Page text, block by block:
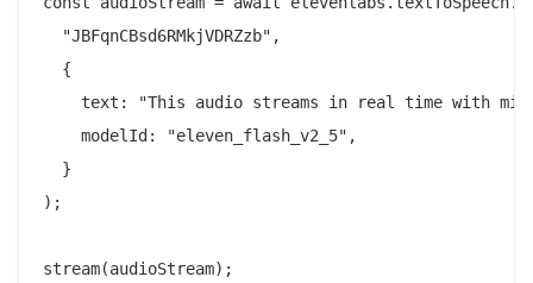
  "JBFqnCBsd6RMkjVDRZzb",
  {
text: "This audio streams in real time with
    modelId: "eleven_flash_v2_5",
  }
);